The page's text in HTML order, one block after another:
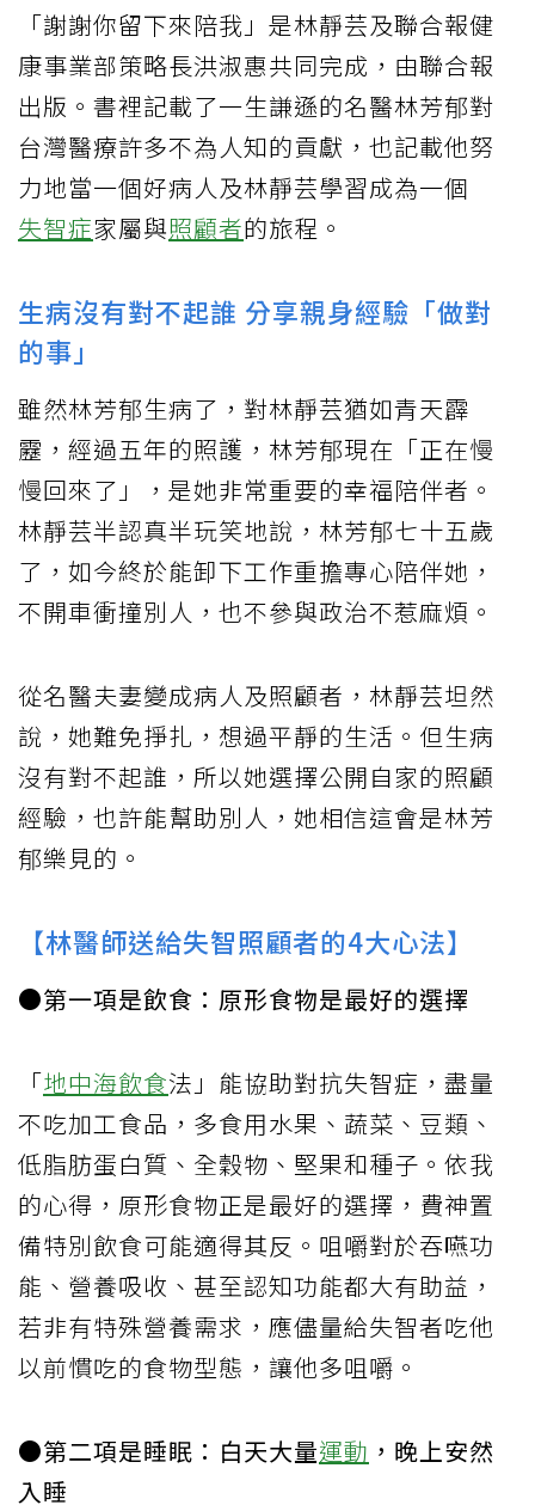
「謝謝你留下來陪我」是林靜芸及聯合報健
康事業部策略長洪淑惠共同完成，由聯合報
出版。書裡記載了一生謙遜的名醫林芳郁對
台灣醫療許多不為人知的貢獻，也記載他努
力地當一個好病人及林靜芸學習成為一個
失智症家屬與照顧者的旅程。
生病沒有對不起誰 分享親身經驗「做對
的事」
雖然林芳郁生病了，對林靜芸猶如青天霹
靂，經過五年的照護，林芳郁現在「正在慢
慢回來了」，是她非常重要的幸福陪伴者。
林靜芸半認真半玩笑地說，林芳郁七十五歲
了，如今終於能卸下工作重擔專心陪伴她，
不開車衝撞別人，也不參與政治不惹麻煩。
從名醫夫妻變成病人及照顧者，林靜芸坦然
說，她難免掙扎，想過平靜的生活。但生病
沒有對不起誰，所以她選擇公開自家的照顧
經驗，也許能幫助別人，她相信這會是林芳
郁樂見的。
【林醫師送給失智照顧者的4大心法】
●第一項是飲食：原形食物是最好的選擇
「地中海飲食法」能協助對抗失智症，盡量
不吃加工食品，多食用水果、蔬菜、豆類、
低脂肪蛋白質、全穀物、堅果和種子。依我
的心得，原形食物正是最好的選擇，費神置
備特別飲食可能適得其反。咀嚼對於吞嚥功
能、營養吸收、甚至認知功能都大有助益，
若非有特殊營養需求，應儘量給失智者吃他
以前慣吃的食物型態，讓他多咀嚼。
●第二項是睡眠：白天大量運動 ，晚上安然
入睡